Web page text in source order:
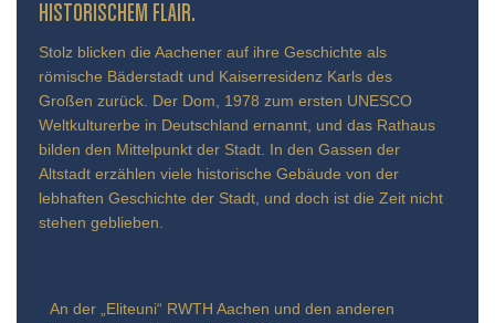
TORISCHEM FLAIR.
Stolz blicken die Aachener auf ihre Geschichte als
römische Bäderstadt und Kaiserresidenz Karls des
Großen zurück. Der Dom, 1978 zum ersten UNESCO
Weltkulturerbe in Deutschland ernannt, und das Rathaus
bilden den Mittelpunkt der Stadt. In den Gassen der
Altstadt erzählen viele historische Gebäude von der
lebhaften Geschichte der Stadt, und doch ist die Zeit nicht
stehen geblieben.
An der „Eliteuni“ RWTH Aachen und den anderen